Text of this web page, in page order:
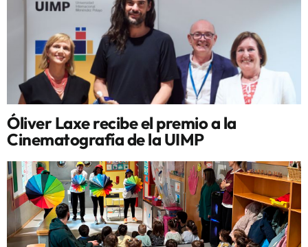
Óliver Laxe recibe el premio a la
Cinematografía de la UIMP